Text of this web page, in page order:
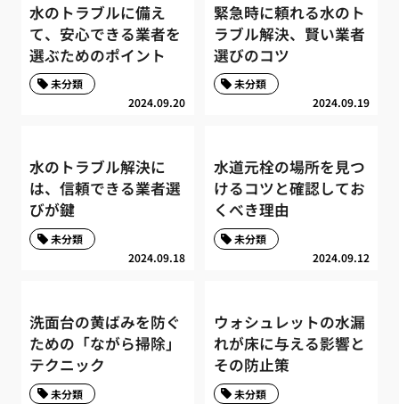
水のトラブルに備え
て、安心できる業者を
選ぶためのポイント
2024.09.20
未分類
緊急時に頼れる水のト
ラブル解決、賢い業者
選びのコツ
2024.09.19
未分類
水のトラブル解決に
は、信頼できる業者選
びが鍵
2024.09.18
未分類
水道元栓の場所を見つ
けるコツと確認してお
くべき理由
2024.09.12
未分類
洗面台の黄ばみを防ぐ
ための「ながら掃除」
テクニック
未分類
ウォシュレットの水漏
れが床に与える影響と
その防止策
未分類